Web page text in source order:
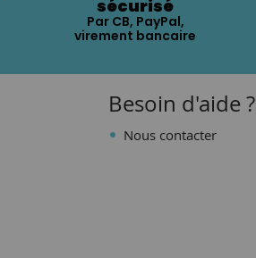
sécurisé
Par CB, PayPal,
virement bancaire
Besoin d'aide ?
Nous contacter